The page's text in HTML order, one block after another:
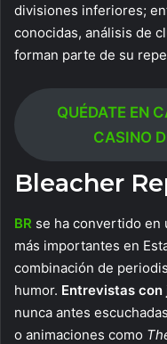
divisiones inferiores;
conocidas, análisis de
forman parte de su
QUÉDATE EN
CASINO
Bleacher
BR se ha convertido en
más importantes en
combinación de
humor. Entrevistas con
nunca antes
o animaciones como